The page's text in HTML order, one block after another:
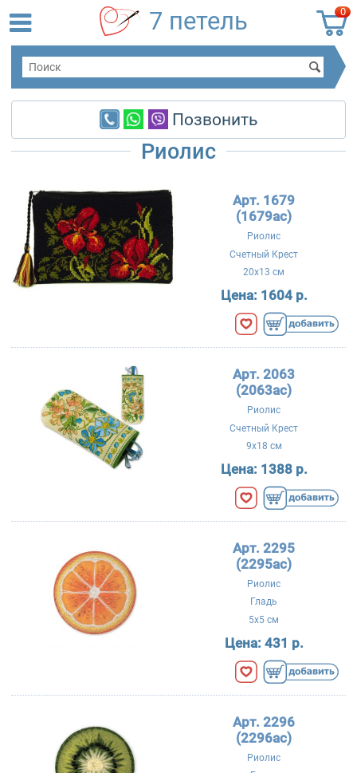
0
7 петель
Позвонить
Риолис
Арт. 1679
(1679ac)
Риолис
Счетный Крест
20x13 см
Цена: 1604 р.
Арт. 2063
(2063ac)
Риолис
Счетный Крест
9x18 см
Цена: 1388 р.
Арт. 2295
(2295ac)
Риолис
Гладь
5x5 см
Цена: 431 р.
Арт. 2296
(2296ac)
Риолис